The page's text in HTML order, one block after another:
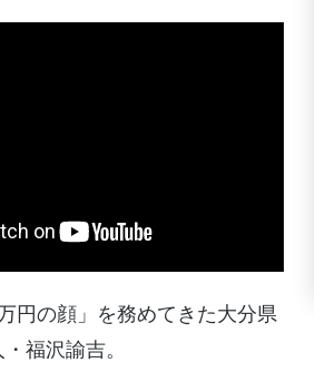
円の顔」を務めてきた大分県
福沢諭吉。